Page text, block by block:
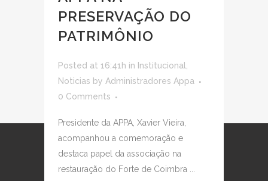
PRESERVAÇÃO DO
PATRIMÔNIO
Posted at 16:41h in Institucional
Noticias by Administradores Appa
0 Comments
Presidente da APPA, Xavier Vieira,
acompanhou a comemoração e
destaca papel da associação na
restauração do Forte de Coimbra ...